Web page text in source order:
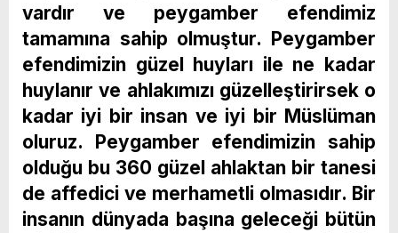
vardır ve peygamber efendimiz
tamamına sahip olmuştur. Peygamber
efendimizin güzel huyları ile ne kadar
huylanır ve ahlakımızı güzelleştirirsek o
kadar iyi bir insan ve iyi bir Müslüman
oluruz. Peygamber efendimizin sahip
olduğu bu 360 güzel ahlaktan bir tanesi
de affedici ve merhametli olmasıdır. Bir
insanın dünyada başına geleceği bütün